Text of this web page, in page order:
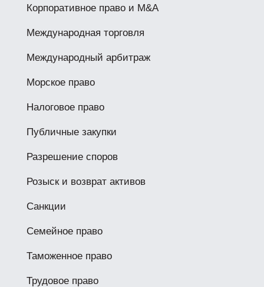
Корпоративное право и M&A
Международная торговля
Международный арбитраж
Морское право
Налоговое право
Публичные закупки
Разрешение споров
Розыск и возврат активов
Санкции
Семейное право
Таможенное право
Трудовое право